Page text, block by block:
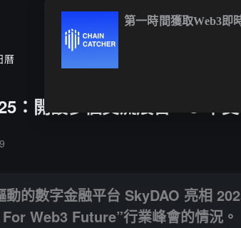
曆
：開設多個交流展台，U 卡
字金融平台 SkyDAO 亮相 2025 年韓國區塊鏈周（
動的數字金融平台 SkyDAO 亮相
Web3 Future”行業峰會的情況。
第一時間獲取Web3即